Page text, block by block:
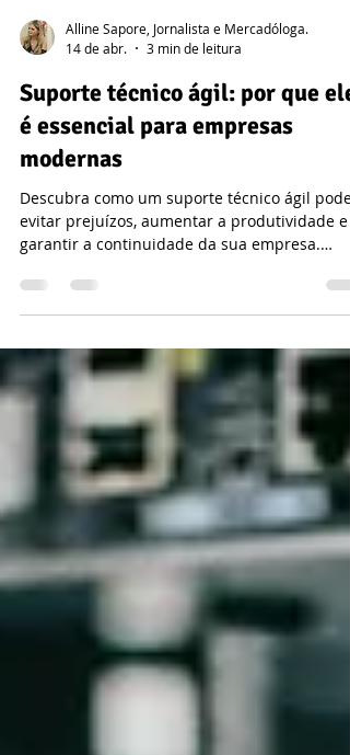
Alline Sapore, Jornalista e Mercadóloga.
3 min de leitura
Suporte técnico ágil: por que ele
é essencial para empresas
modernas
Descubra como um suporte técnico ágil pode
evitar prejuízos, aumentar a produtividade e
em nuvem e videoconferência.